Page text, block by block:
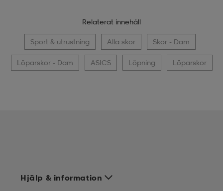
Relaterat innehåll
Sport & utrustning Alla skor Skor - Dam
Löparskor - Dam ASICS Löpning Löparskor
Hjälp & information